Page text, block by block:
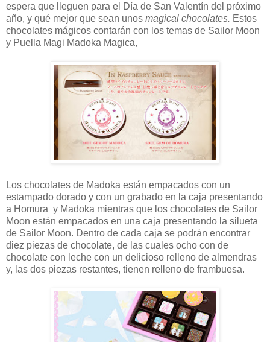
espera que lleguen para el Día de San Valentín del próximo
año, y qué mejor que sean unos magical chocolates. Estos
chocolates mágicos contarán con los temas de Sailor Moon
y Puella Magi Madoka Magica,
Los chocolates de Madoka están empacados con un
estampado dorado y con un grabado en la caja presentando
a Homura y Madoka mientras que los chocolates de Sailor
Moon están empacados en una caja presentando la silueta
de Sailor Moon. Dentro de cada caja se podrán encontrar
diez piezas de chocolate, de las cuales ocho con de
chocolate con leche con un delicioso relleno de almendras
y, las dos piezas restantes, tienen relleno de frambuesa.